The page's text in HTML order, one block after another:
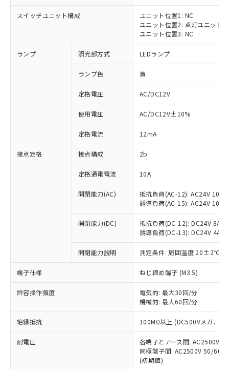
スイッチユニット構成
ユニット位置1: NC
ユニット位置2: 点灯ユニット
ユニット位置3: NC
ランプ 照光部方式 LEDランプ
ランプ色 黄
定格電圧 AC/DC12V
使用電圧 AC/DC12V±10%
定格電流 12mA
接点定格 接点構成 2b
定格通電電流 10A
開閉能力(AC)
抵抗負荷(AC-12): AC24V 10A/
誘導負荷(AC-15): AC24V
開閉能力(DC)
抵抗負荷(DC-12): DC24V 8A/
誘導負荷(DC-13): DC24V 4A/
開閉能力説明 測定条件: 周囲温度 20±2℃、
端子仕様 ねじ締め端子 (M3.5)
許容操作頻度
電気的: 最大30回/分
機械的: 最大60回/分
絶縁抵抗 100MΩ以上 (DC500Vメガ、点
耐電圧
各端子とアース間: AC2500V
同極端子間: AC2500V 50/
(初期値)
ご利用条件
以下の条件をお読みいただき、同意のうえ
ご利用ください。
本サービスは、当社制御機器事業取扱
商品の当社在庫状況および標準価格
(税抜)を提供させていただくもので
当社制御機器事業取扱商品の中には、
本サービスの対象外となる商品もある
ことをご了承ください。
在庫状況および標準価格照会結果は、
記載している更新日時点での社内デー
タに基づき作成されるものであり、閲
覧された時点での実際の在庫および標
準価格とは異なる場合があることをご
※1 対応状況
対応済み：EU RoHS指令（10物質）の
非含有に対応した製品が提供可能な商品で
す。
対応予定：EU RoHS指令（10物質）の非含
有に対応した製品に切り替える予定のある
対応予定なし：EU RoHS指令（10物質）の
非含有に非対応の商品で、対応品を出す予
定はありません。
調査・確認中：EU RoHS指令（10物質）の
非含有の対応状況を調査中または確認中の
非該当品：ライセンス料など無形物で、有
害物質有無と関係のない商品です。
仕入先様の事情により、非含有部品として
いたものが、含有品と判明した場合などや
むを得ず変更することがあります。
六価クロム(Cr(Ⅵ)) 1000ppm以下、ポリ臭化ビフェニル
類(PBB) 1000ppm以下、ポリ臭化ジフェニルエーテル類
「○」：最大均質材料含有率が中国RoHSの
基準値以下であることを示します。
「×」：最大均質材料含有率が中国RoHSの
基準値を超えていることを示します。
「－」：未確認です。当社販売部門へお問
*中国RoHS10物質の基準値 (GB/T26572)：
Pb(鉛) :1000ppm、 Hg(水銀) : 1000ppm、 Cd(カドミウ
Cr(Ⅵ)(六価クロム) : 1000ppm、 PBBs(ポリ臭化ビフェ
当社は、これら貴社製品のうち、外国
為替および外国貿易法に定める商品
（以下｢規制貨物等」という）を輸出
または国外への提供する場合は、日本
国政府の輸出許可(または役務取引許
可)を取得するなどの必要な手続きを